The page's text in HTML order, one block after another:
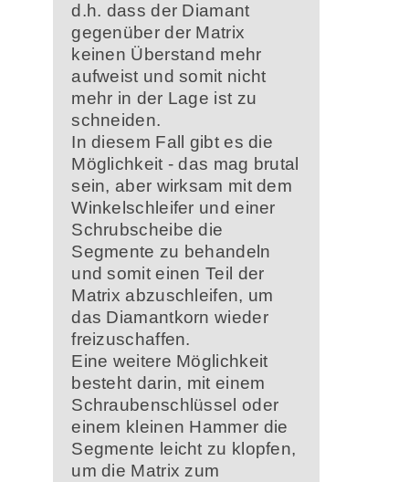
d.h. dass der Diamant
gegenüber der Matrix
keinen Überstand mehr
aufweist und somit nicht
mehr in der Lage ist zu
schneiden.
In diesem Fall gibt es die
Möglichkeit - das mag brutal
sein, aber wirksam mit dem
Winkelschleifer und einer
Schrubscheibe die
Segmente zu behandeln
und somit einen Teil der
Matrix abzuschleifen, um
das Diamantkorn wieder
freizuschaffen.
Eine weitere Möglichkeit
besteht darin, mit einem
Schraubenschlüssel oder
einem kleinen Hammer die
Segmente leicht zu klopfen,
um die Matrix zum